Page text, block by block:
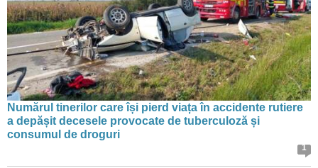
Numărul tinerilor care își pierd viața în accidente rutiere
a depășit decesele provocate de tuberculoză și
consumul de droguri
1